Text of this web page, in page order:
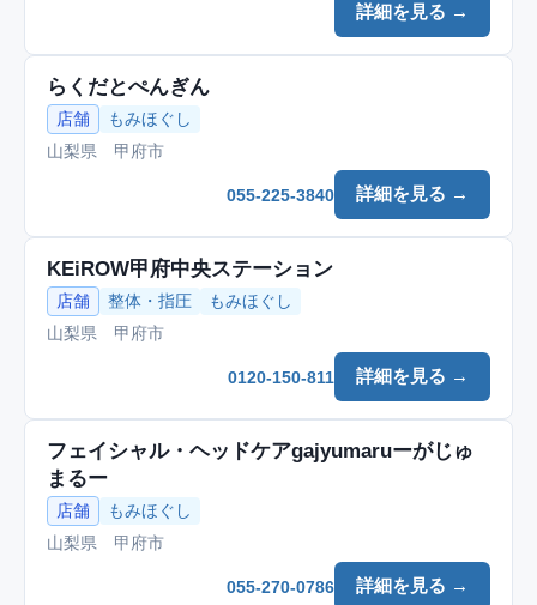
詳細を見る →
らくだとぺんぎん
店舗
もみほぐし
山梨県 甲府市
詳細を見る →
055-225-3840
KEiROW甲府中央ステーション
店舗 整体・指圧
もみほぐし
山梨県 甲府市
詳細を見る →
0120-150-811
フェイシャル・ヘッドケアgajyumaruーがじゅ
まるー
店舗
もみほぐし
山梨県 甲府市
詳細を見る →
055-270-0786